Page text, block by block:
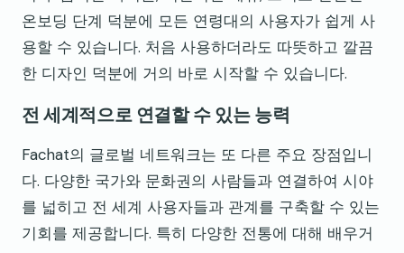
온보딩 단계 덕분에 모든 연령대의 사용자가 쉽게 사
용할 수 있습니다. 처음 사용하더라도 따뜻하고 깔끔
한 디자인 덕분에 거의 바로 시작할 수 있습니다.
전 세계적으로 연결할 수 있는 능력
Fachat의 글로벌 네트워크는 또 다른 주요 장점입니
다. 다양한 국가와 문화권의 사람들과 연결하여 시야
를 넓히고 전 세계 사용자들과 관계를 구축할 수 있는
기회를 제공합니다. 특히 다양한 전통에 대해 배우거